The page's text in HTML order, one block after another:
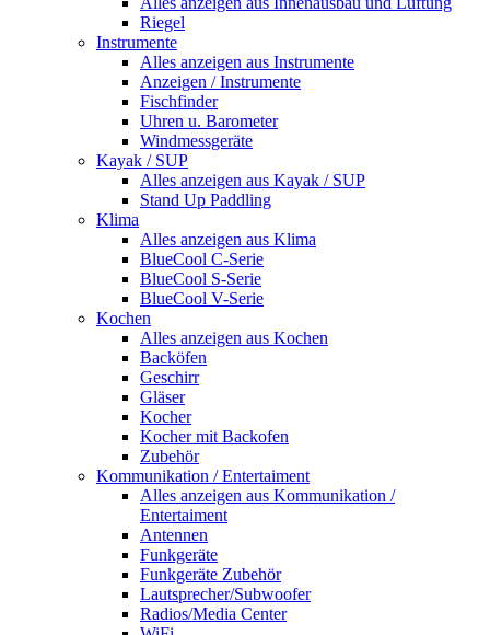
Riegel
Instrumente
Alles anzeigen aus Instrumente
Anzeigen / Instrumente
Fischfinder
Uhren u. Barometer
Windmessgeräte
Kayak / SUP
Alles anzeigen aus Kayak / SUP
Stand Up Paddling
Klima
Alles anzeigen aus Klima
BlueCool C-Serie
BlueCool S-Serie
BlueCool V-Serie
Kochen
Alles anzeigen aus Kochen
Backöfen
Geschirr
Gläser
Kocher
Kocher mit Backofen
Zubehör
Kommunikation / Entertaiment
Alles anzeigen aus Kommunikation /
Entertaiment
Antennen
Funkgeräte
Funkgeräte Zubehör
Lautsprecher/Subwoofer
Radios/Media Center